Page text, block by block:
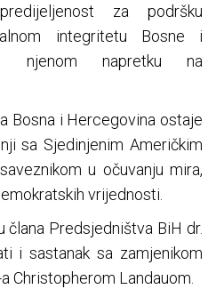
za podršku
integritetu Bosne i
njenom napretku na
Bosna i Hercegovina ostaje
sa Sjedinjenim Američkim
u očuvanju mira,
vrijednosti.
člana Predsjedništva BiH dr.
i sastanak sa zamjenikom
Christopherom Landauom.